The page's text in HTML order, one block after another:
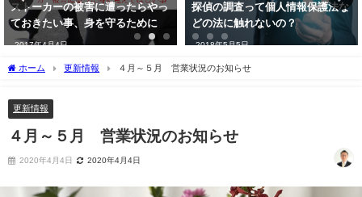
探偵の調査って個人情報保護法な
どの法に触れないの？
2018年5月5日
札幌を中心に、信頼できる弁護士
を無料で紹介します
2016年7月1日
ホーム 更新情報 ４月～５月 営業状況のお知らせ
更新情報
４月～５月 営業状況のお知らせ
2020年4月4日 2020年4月4日